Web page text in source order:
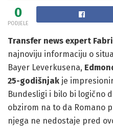
0
PODJELE
Transfer news expert
najnoviju informaciju o
Bayer Leverkusena,
25-godišnjak je
Bundesligi i bilo bi logično
obzirom na to da Romano
njega ne nedostaje pred